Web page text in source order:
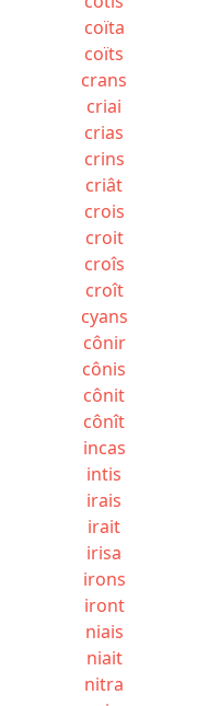
coïta
coïts
crans
criai
crias
crins
criât
crois
croit
croîs
croît
cyans
cônir
cônis
cônit
cônît
incas
intis
irais
irait
irisa
irons
iront
niais
niait
nitra